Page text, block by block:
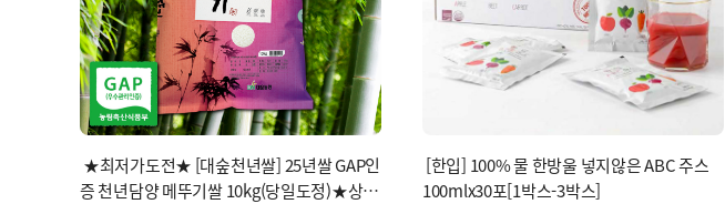
★최저가도전★ [대숲천년쌀] 25년쌀 GAP인
증 천년담양 메뚜기쌀 10kg(당일도정)★상등
[한입] 100% 물 한방울 넣지않은 ABC 주스
100mlx30포[1박스-3박스]